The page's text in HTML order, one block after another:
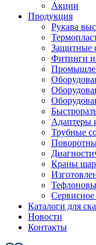
Акции
Продукция
Рукава
Защитные
Фитинги
Адаптеры
Трубные
Краны
Сервисное
Каталоги для
Новости
Контакты